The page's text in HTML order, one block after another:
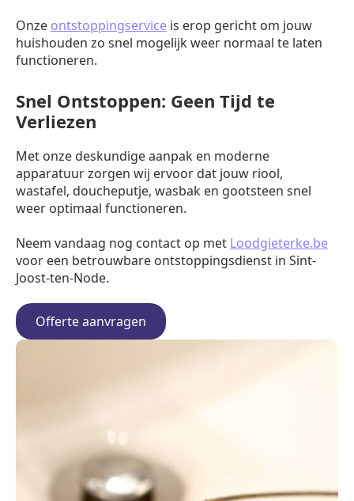
Onze ontstoppingservice is erop gericht om jouw
huishouden zo snel mogelijk weer normaal te laten
functioneren.
Snel Ontstoppen: Geen Tijd te
Verliezen
Met onze deskundige aanpak en moderne
apparatuur zorgen wij ervoor dat jouw riool,
wastafel, doucheputje, wasbak en gootsteen snel
weer optimaal functioneren.
Neem vandaag nog contact op met Loodgieterke.be
voor een betrouwbare ontstoppingsdienst in Sint-
Joost-ten-Node.
Offerte aanvragen